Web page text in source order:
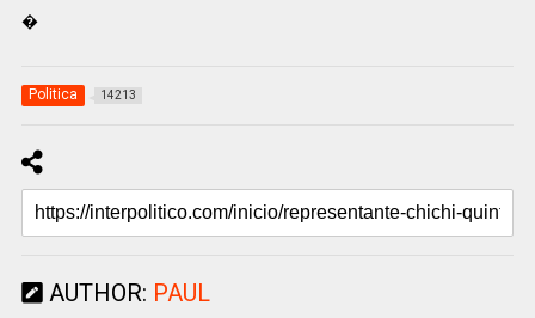
�
Politica 14213
AUTHOR: PAUL